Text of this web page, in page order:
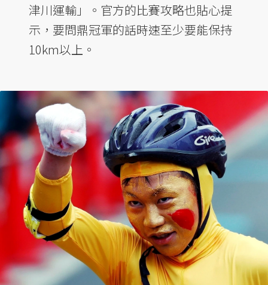
津川運輸」。官方的比賽攻略也貼心提
示，要問鼎冠軍的話時速至少要能保持
10km以上。